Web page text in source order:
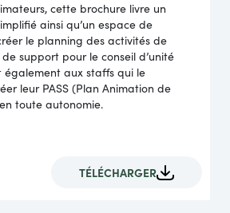
cette brochure livre un
ainsi qu’un espace de
le planning des activités de
support pour le conseil d’unité
également aux staffs qui le
leur PASS (Plan Animation de
toute autonomie.
TÉLÉCHARGER